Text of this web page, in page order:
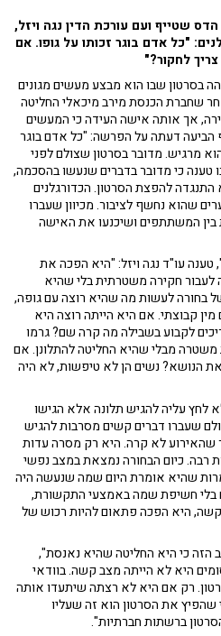
שטייף ועם עורכת הדין נגה ויזל,
"כל אדם בוגר זכותו על גופו.אם
לחקור?"
בסרטון שבו הוא מבצע מעשים מגונים
שחברת הכנסת מירב מיכאלי החליטה
אך אותה אישה העידה כי המעשים
הביעה דעתה על הפרשה: "כל אדם בוגר
מרגיש. מדובר בסרטון שצולם לפני
כי מדובר בדברים שנעשו בהסכמה,
להפצת הסרטון. הכדורגלנים
שהוא נחשף לציבור. מכיוון שעברו
בין המשתתפים ושיכנעו את האישה
עו"ד נגה ויזל: "היא הפכה את
לעבור חקירה משטרתית בלי שהיא
בחורה לעשות מה שהיא רוצה עם גופה,
קבוצתי. אם היא הייתה רוצה היא
לקבוע בשבילה מה קרה שם? גרמו
משטרה מבלי שהיא החליטה להתלונן. אם
הנושא? נשים הן לא טיפשות, לא היה
עליה להגיש תלונה אלא הגישו
שעברו דברים קשים מסרבות להגיש
שהאירוע לא קרה. היא רק מסרה עדות
רבה. כיום הבחורה נמצאת במצב נפשי
שהיא אומרת היום שמה שנעשה היה
בלי חשיפת שמה באמצעי התקשורת,
היא הפכה פתאום להיות רכוש של
הזה כי היא החליטה שהיא נאנסת",
היא לא הייתה מצב קשה. בוודאי
רק אם היא לא רצתה שיתעדו אותה
שהפיץ את הסרטון הוא זה שעליו
ברשתות חברתיות".